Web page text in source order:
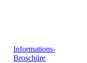
Informations-
Broschüre